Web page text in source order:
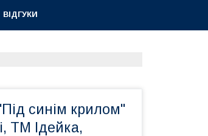
ВІДГУКИ
синім крилом"
ТМ Ідейка,